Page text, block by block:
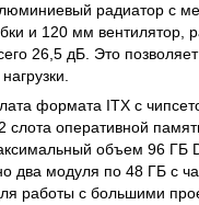
радиатор с
и 120 мм вентилятор,
26,5 дБ. Это
формата ITX с
слота оперативной
объем 96 ГБ
два модуля по 48 ГБ с
работы с большими